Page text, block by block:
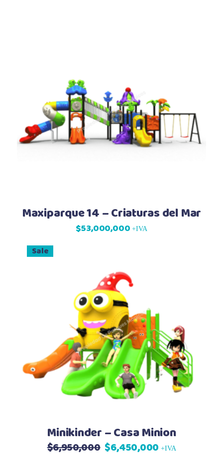
Maxiparque 14 – Criaturas del Mar
$53,000,000 +IVA
Sale
Minikinder – Casa Minion
$6,950,000 El
$6,450,000El
+IVA